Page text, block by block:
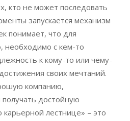
кто не может последовать
запускается механизм
понимает, что для
необходимо с кем-то
к кому-то или чему-
своих мечтаний.
компанию,
достойную
карьерной лестнице» – это